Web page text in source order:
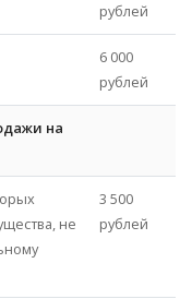
рублей
6 000
рублей
на
не
3 500
рублей